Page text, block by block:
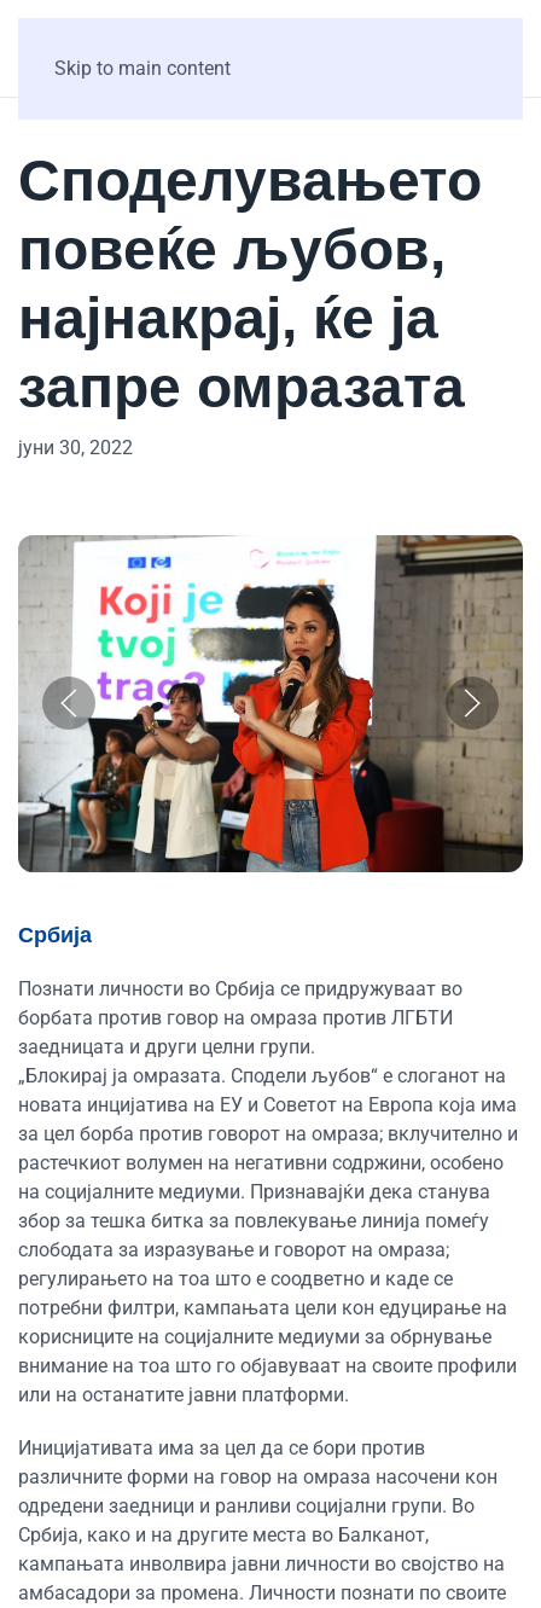
Skip to main content
Споделувањето
повеќе љубов,
најнакрај, ќе ја
запре омразата
јуни 30, 2022
Србија
Познати личности во Србија се придружуваат во
борбата против говор на омраза против ЛГБТИ
заедницата и други целни групи.
„Блокирај ја омразата. Сподели љубов“ е слоганот на
новата инцијатива на ЕУ и Советот на Европа која има
за цел борба против говорот на омраза; вклучително и
растечкиот волумен на негативни содржини, особено
на социјалните медиуми. Признавајќи дека станува
збор за тешка битка за повлекување линија помеѓу
слободата за изразување и говорот на омраза;
регулирањето на тоа што е соодветно и каде се
потребни филтри, кампањата цели кон едуцирање на
корисниците на социјалните медиуми за обрнување
внимание на тоа што го објавуваат на своите профили
или на останатите јавни платформи.
Иницијативата има за цел да се бори против
различните форми на говор на омраза насочени кон
одредени заедници и ранливи социјални групи. Во
Србија, како и на другите места во Балканот,
кампањата инволвира јавни личности во својство на
амбасадори за промена. Личности познати по своите